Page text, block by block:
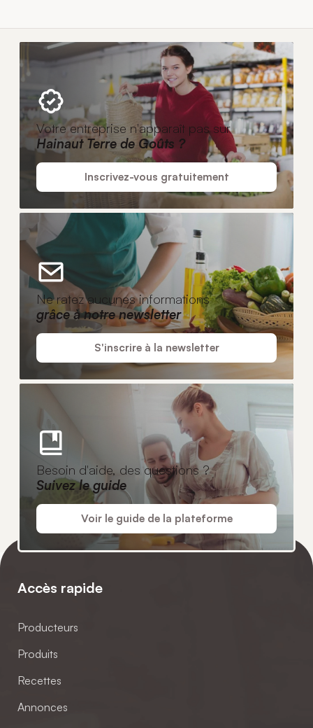
Votre entreprise n'apparaît pas sur
Hainaut Terre de Goûts ?
Inscrivez-vous gratuitement
Ne ratez aucunes informations
grâce à notre newsletter
S'inscrire à la newsletter
Besoin d'aide, des questions ?
Suivez le guide
Voir le guide de la plateforme
Accès rapide
Producteurs
Produits
Recettes
Annonces